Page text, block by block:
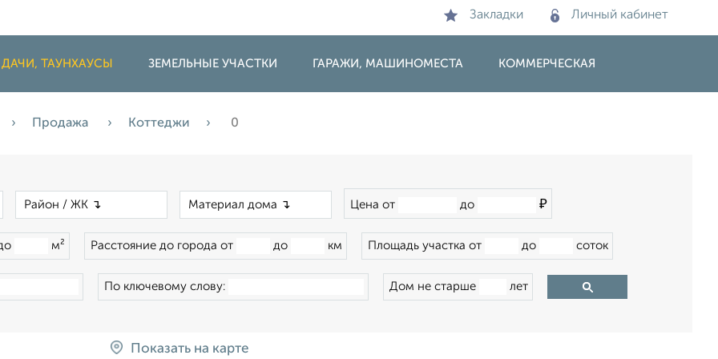
Закладки Личный кабинет
ТАУНХАУСЫ ЗЕМЕЛЬНЫЕ УЧАСТКИ ГАРАЖИ, МАШИНОМЕСТА КОММЕРЧЕСКАЯ
Продажа Коттеджи 0
Цена от до ₽
м² Расстояние до города от до км Площадь участка от до соток
По ключевому слову: Дом не старше лет
Показать на карте